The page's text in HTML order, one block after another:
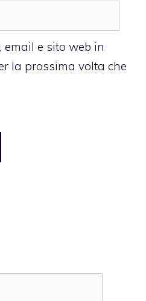
email e sito web in
la prossima volta che